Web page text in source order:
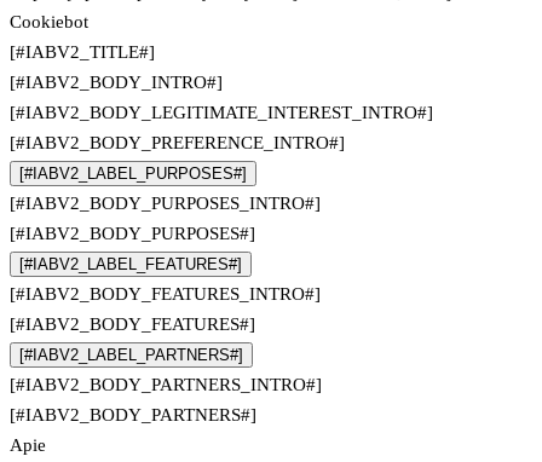
Cookiebot
[#IABV2_TITLE#]
[#IABV2_BODY_INTRO#]
[#IABV2_BODY_LEGITIMATE_INTEREST_INTRO#]
[#IABV2_BODY_PREFERENCE_INTRO#]
[#IABV2_LABEL_PURPOSES#]
[#IABV2_BODY_PURPOSES_INTRO#]
[#IABV2_BODY_PURPOSES#]
[#IABV2_LABEL_FEATURES#]
[#IABV2_BODY_FEATURES_INTRO#]
[#IABV2_BODY_FEATURES#]
[#IABV2_LABEL_PARTNERS#]
[#IABV2_BODY_PARTNERS_INTRO#]
[#IABV2_BODY_PARTNERS#]
Apie